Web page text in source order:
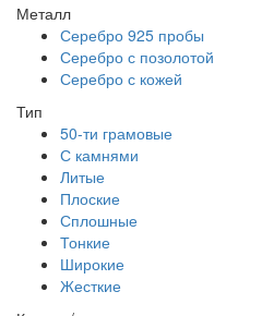
Металл
Серебро 925 пробы
Серебро с позолотой
Серебро с кожей
Тип
50-ти грамовые
С камнями
Литые
Плоские
Сплошные
Тонкие
Широкие
Жесткие